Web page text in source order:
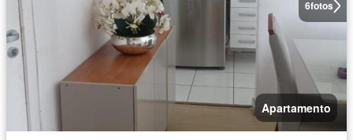
6fotos
Apartamento